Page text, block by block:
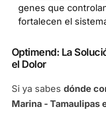
genes que
fortalecen el
Optimend: La
el Dolor
Si ya sabes dónde
Marina - Tamaulipas